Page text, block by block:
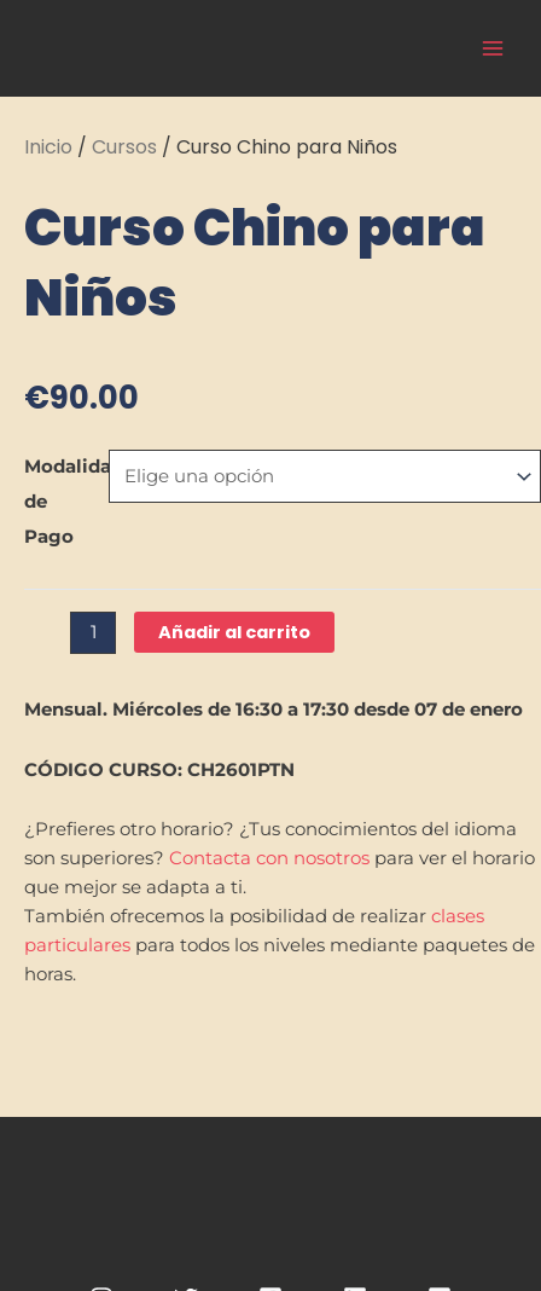
Inicio / Cursos / Curso Chino para Niños
Curso Chino para
Niños
€90.00
Modalidad
de
Pago
Curso
para
Niños
Añadir al carrito
Mensual. Miércoles de 16:30 a 17:30 desde 07 de enero
CÓDIGO CURSO: CH2601PTN
¿Prefieres otro horario? ¿Tus conocimientos del idioma
son superiores? Contacta con nosotros para ver el horario
que mejor se adapta a ti.
También ofrecemos la posibilidad de realizar clases
particulares para todos los niveles mediante paquetes de
horas.